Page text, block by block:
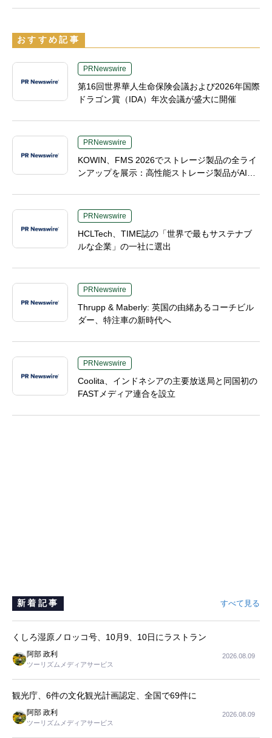
おすすめ記事
PRNewswire
第16回世界華人生命保険会議および2026年国際
ドラゴン賞（IDA）年次会議が盛大に開催
PRNewswire
KOWIN、FMS 2026でストレージ製品の全ライ
ンアップを展示：高性能ストレージ製品がAI分
PRNewswire
HCLTech、TIME誌の「世界で最もサステナブ
ルな企業」の一社に選出
PRNewswire
Thrupp & Maberly: 英国の由緒あるコーチビル
ダー、特注車の新時代へ
PRNewswire
Coolita、インドネシアの主要放送局と同国初の
FASTメディア連合を設立
新着記事 すべて見る
くしろ湿原ノロッコ号、10月9、10日にラストラン
阿部 政利
ツーリズムメディアサービス
2026.08.09
観光庁、6件の文化観光計画認定、全国で69件に
阿部 政利
ツーリズムメディアサービス
2026.08.09